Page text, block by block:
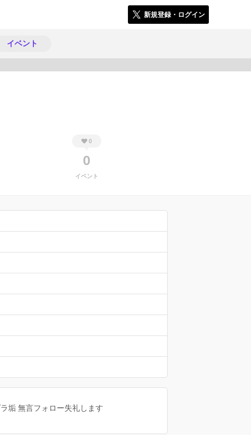
新規登録・ログイン
イベント
0
0
イベント
垢 無言フォロー失礼します